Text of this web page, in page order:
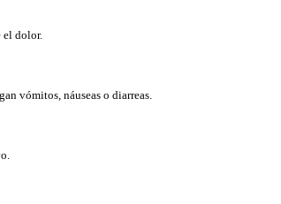
dolor.
vómitos, náuseas o diarreas.